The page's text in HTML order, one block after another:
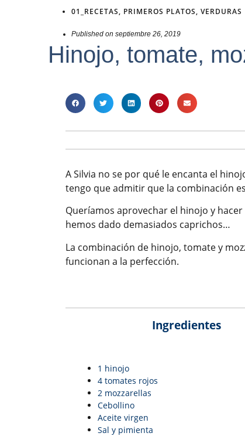
01_RECETAS, PRIMEROS PLATOS, VERDURAS
Published on septiembre 26, 2019
Hinojo, tomate,
A Silvia no se por qué le encanta el
tengo que admitir que la combinación
Queríamos aprovechar el hinojo y
hemos dado demasiados caprichos…
La combinación de hinojo, tomate y
funcionan a la perfección.
Ingredientes
1 hinojo
4 tomates rojos
2 mozzarellas
Cebollino
Aceite virgen
Sal y pimienta